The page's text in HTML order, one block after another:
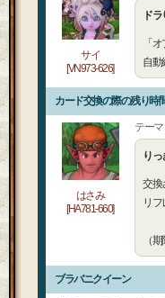
サイ
[VN973-626]
ド
「
自動
カード交換の際の残り時
はさみ
[HA781-660]
テー
りっ
交換
リ
（
ブラバニクイーン